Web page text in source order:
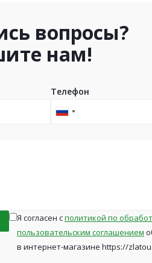
вопросы?
нам!
Телефон
Russia
Я согласен сполитикой по
пользовательским соглашением
в интернет-магазине https://